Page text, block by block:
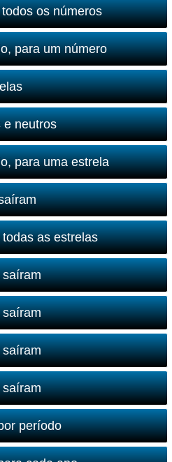
os números
para um número
e neutros
para uma estrela
as estrelas
saíram
saíram
saíram
saíram
período